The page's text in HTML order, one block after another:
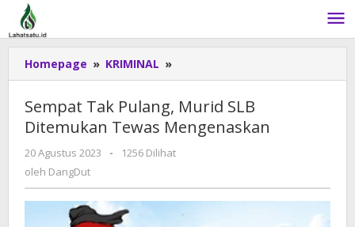
Lewati
konten
Homepage » KRIMINAL »
Tak
Murid
SLB
Sempat Tak Pulang, Murid SLB
Ditemukan Tewas Mengenaskan
20 Agustus 2023
oleh
-
1256 Dilihat
oleh DangDut